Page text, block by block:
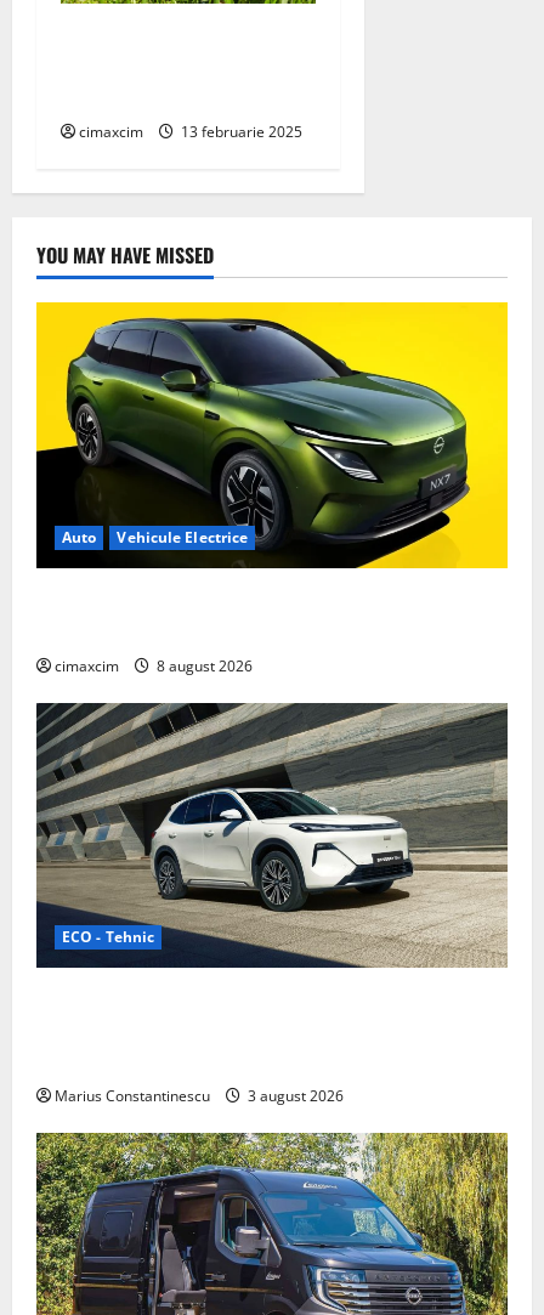
cimaxcim 13 februarie 2025
YOU MAY HAVE MISSED
Auto Vehicule Electrice
cimaxcim 8 august 2026
ECO - Tehnic
Marius Constantinescu 3 august 2026